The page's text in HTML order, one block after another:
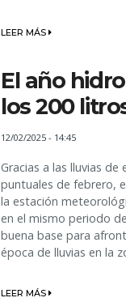
LEER MÁS
El año
los 200
12/02/2025 - 14:45
Gracias a las lluvias
puntuales de febrero,
la estación
en el mismo periodo
buena base para
época de lluvias en la
LEER MÁS